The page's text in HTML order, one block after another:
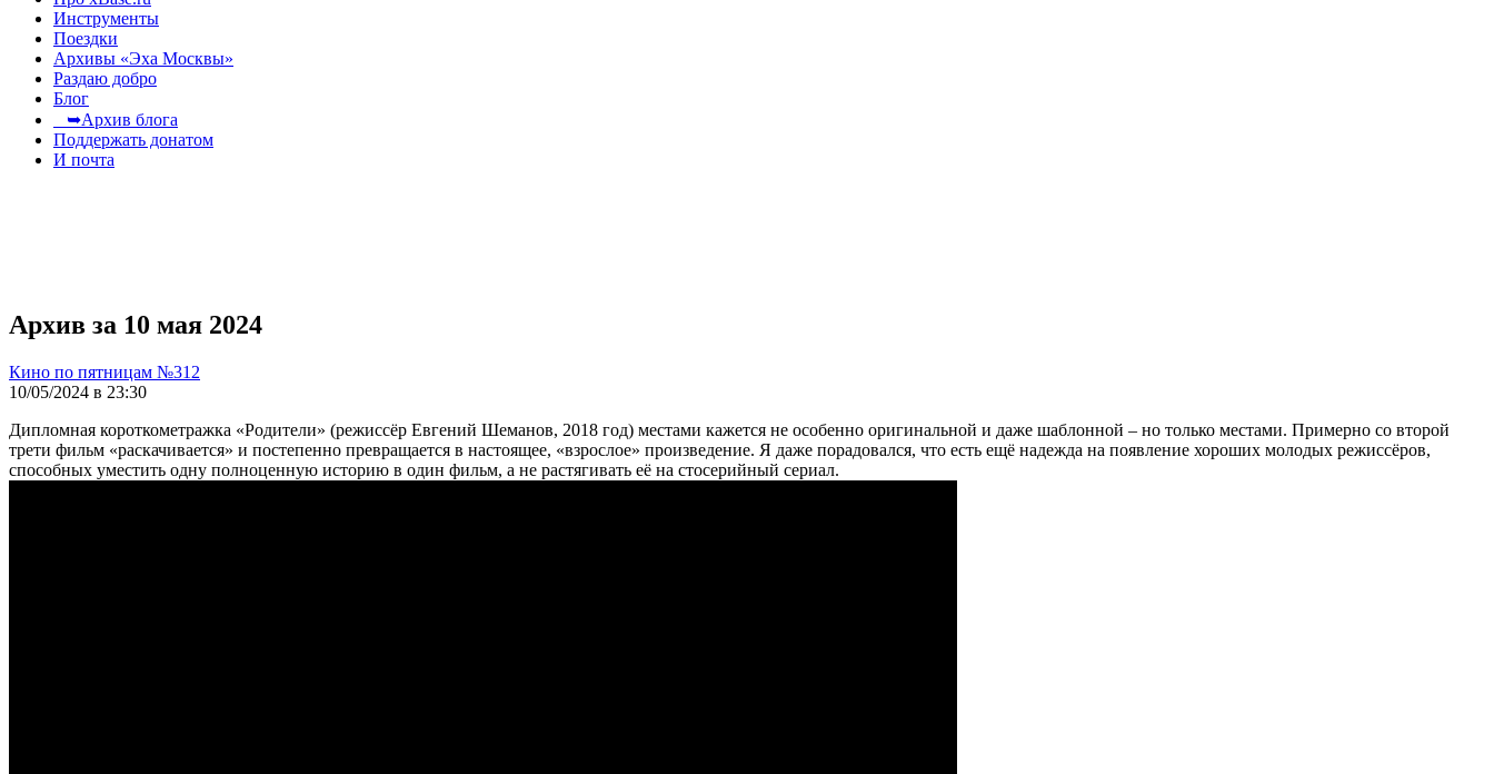
Инструменты
Поездки
Архивы «Эха Москвы»
Раздаю добро
Блог
➥Архив блога
Поддержать донатом
И почта
Архив за 10 мая 2024
Кино по пятницам №312
10/05/2024 в 23:30
Дипломная короткометражка «Родители» (режиссёр Евгений Шеманов, 2018 год) местами кажется не особенно оригинальной и даже шаблонной – но только местами. Примерно со второй
трети фильм «раскачивается» и постепенно превращается в настоящее, «взрослое» произведение. Я даже порадовался, что есть ещё надежда на появление хороших молодых режиссёров,
способных уместить одну полноценную историю в один фильм, а не растягивать её на стосерийный сериал.